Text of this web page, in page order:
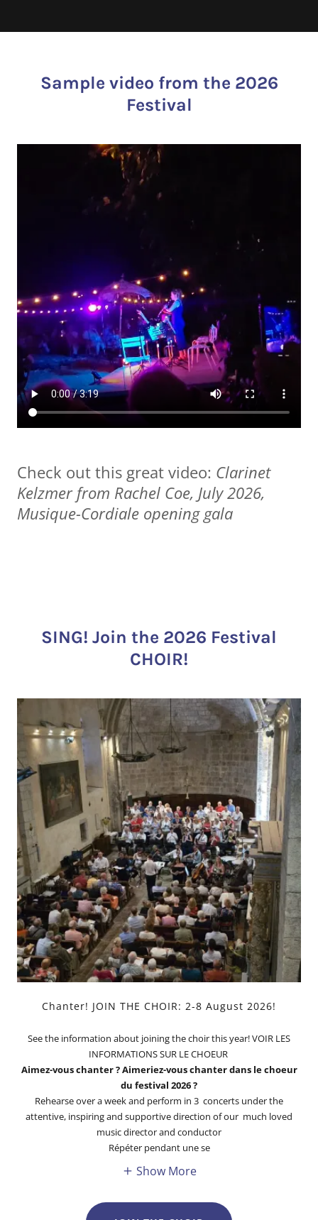
Sample video from the 2026
Festival
Check out this great video: Clarinet
Kelzmer from Rachel Coe, July 2026,
Musique-Cordiale opening gala
SING! Join the 2026 Festival
CHOIR!
Chanter! JOIN THE CHOIR: 2-8 August 2026!
See the information about joining the choir this year! VOIR LES
INFORMATIONS SUR LE CHOEUR
Aimez-vous chanter ? Aimeriez-vous chanter dans le choeur
du festival 2026 ?
Rehearse over a week and perform in 3 concerts under the
attentive, inspiring and supportive direction of our much loved
music director and conductor
Répéter pendant une se
Show More